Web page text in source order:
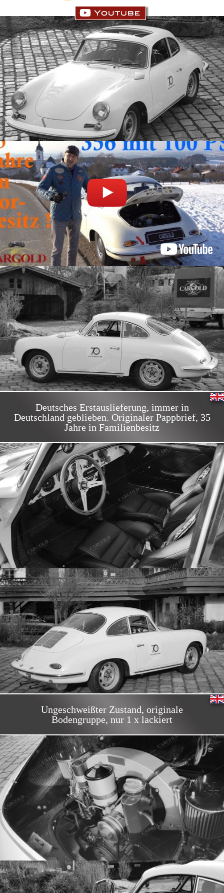
Deutsches Erstauslieferung, immer in
Deutschland geblieben. Originaler Pappbrief, 35
Jahre in Familienbesitz
Ungeschweißter Zustand, originale
Bodengruppe, nur 1 x lackiert